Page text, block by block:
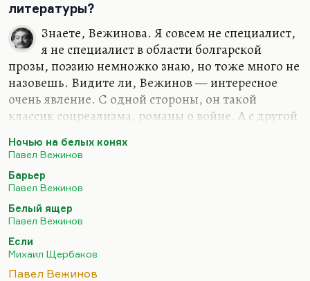
литературы?
Знаете, Вежинова. Я совсем не специалист,
я не специалист в области болгарской
прозы, поэзию немножко знаю, но тоже много не
назовешь. Видите ли, Вежинов — интересное
очень явление. С одной стороны, он такой
классик соцреализма, романы о войне. А с другой
конях».
Самая известная его вещь была, конечно,
«Барьер», благодаря экранизации, в которой
Смоктуновский сыграл замечательно, хотя
«Барьер» — не лучшая его проза. А вот Ночью на
белых конях» — знаете, так меня это зажгло в
свое время, грандиозная повесть. Роман на самом
деле целый. И, конечно, «Белый ящер».
Ночью на белых конях
Павел Вежинов
Барьер
Павел Вежинов
Белый ящер
Павел Вежинов
Если
Михаил Щербаков
Павел Вежинов